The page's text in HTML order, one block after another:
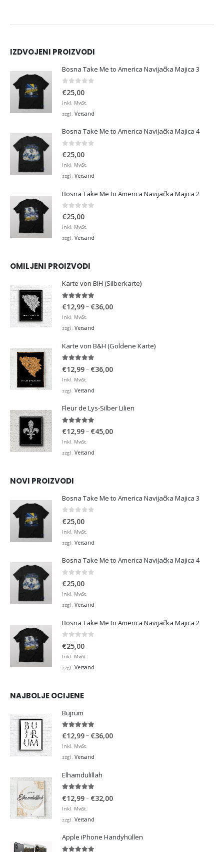
IZDVOJENI PROIZVODI
Bosna Take Me to America Navijačka Majica 3
€25,00
Inkl. MwSt.
zzgl. Versand
Bosna Take Me to America Navijačka Majica 4
0 von 5
€25,00
Inkl. MwSt.
zzgl. Versand
Bosna Take Me to America Navijačka Majica 2
0 von 5
€25,00
Inkl. MwSt.
zzgl. Versand
OMILJENI PROIZVODI
Karte von BIH (Silberkarte)
4.92 von 5
€12,99– €36,00Preisspanne:
Inkl. MwSt.
zzgl. Versand
Karte von B&H (Goldene Karte)
€12,99– €36,00Preisspanne:
Inkl. MwSt.
zzgl. Versand
Fleur de Lys-Silber Lilien
4.95von 5
€12,99– €45,00Preisspanne:
Inkl. MwSt.
zzgl. Versand
NOVI PROIZVODI
Bosna Take Me to America Navijačka Majica 3
€25,00
Inkl. MwSt.
zzgl. Versand
Bosna Take Me to America Navijačka Majica 4
0 von 5
€25,00
Inkl. MwSt.
zzgl. Versand
Bosna Take Me to America Navijačka Majica 2
€25,00
Inkl. MwSt.
zzgl. Versand
NAJBOLJE OCIJENE
Bujrum
5.00von 5
€12,99– €36,00Preisspanne:
Inkl. MwSt.
zzgl. Versand
Elhamdulillah
€12,99– €32,00Preisspanne:
Inkl. MwSt.
zzgl. Versand
Apple iPhone Handyhüllen